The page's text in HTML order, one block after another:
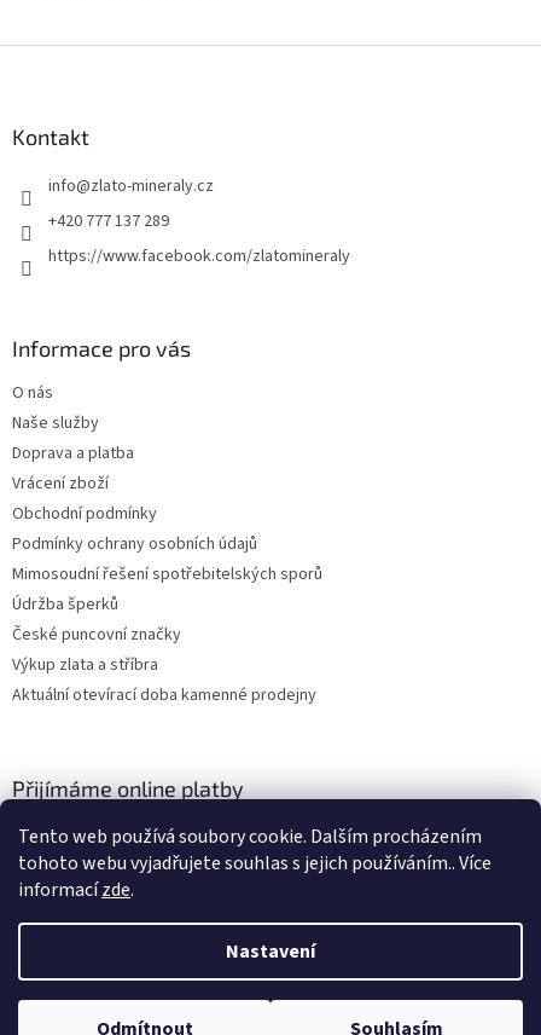
Tento web používá soubory cookie. Dalším procházením
tohoto webu vyjadřujete souhlas s jejich používáním.. Více
informacízde.
Nastavení
Odmítnout Souhlasím
Kontakt
info@zlato-mineraly.cz
+420 777 137 289
https://www.facebook.com/zlatomineraly
Informace pro vás
O nás
Naše služby
Doprava a platba
Vrácení zboží
Obchodní podmínky
Podmínky ochrany osobních údajů
Mimosoudní řešení spotřebitelských sporů
Údržba šperků
České puncovní značky
Výkup zlata a stříbra
Aktuální otevírací doba kamenné prodejny
Přijímáme online platby
Vytvořil Shoptet
Copyright 2026ZLATO-MINERÁLY . Všechna práva vyhrazena.